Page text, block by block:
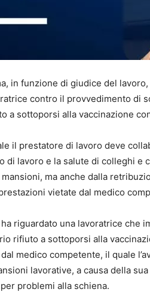
in funzione di giudice del lavoro,
contro il provvedimento di
a sottoporsi alla vaccinazione
il prestatore di lavoro deve
di lavoro e la salute di colleghi e
ma anche dalla
vietate dal medico
riguardato una lavoratrice che
rifiuto a sottoporsi alla
medico competente, il quale
lavorative, a causa della
problemi alla schiena.